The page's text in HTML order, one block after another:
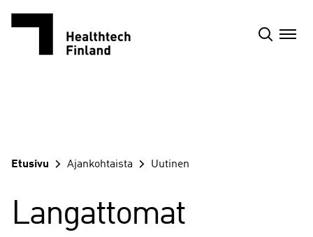
Etusivu Ajankohtaista Uutinen
Langattomat